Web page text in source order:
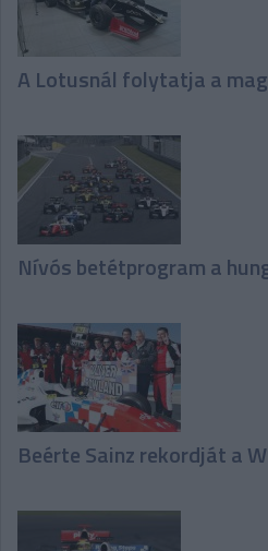
A Lotusnál folytatja a
Nívós betétprogram a
Beérte Sainz rekordját a